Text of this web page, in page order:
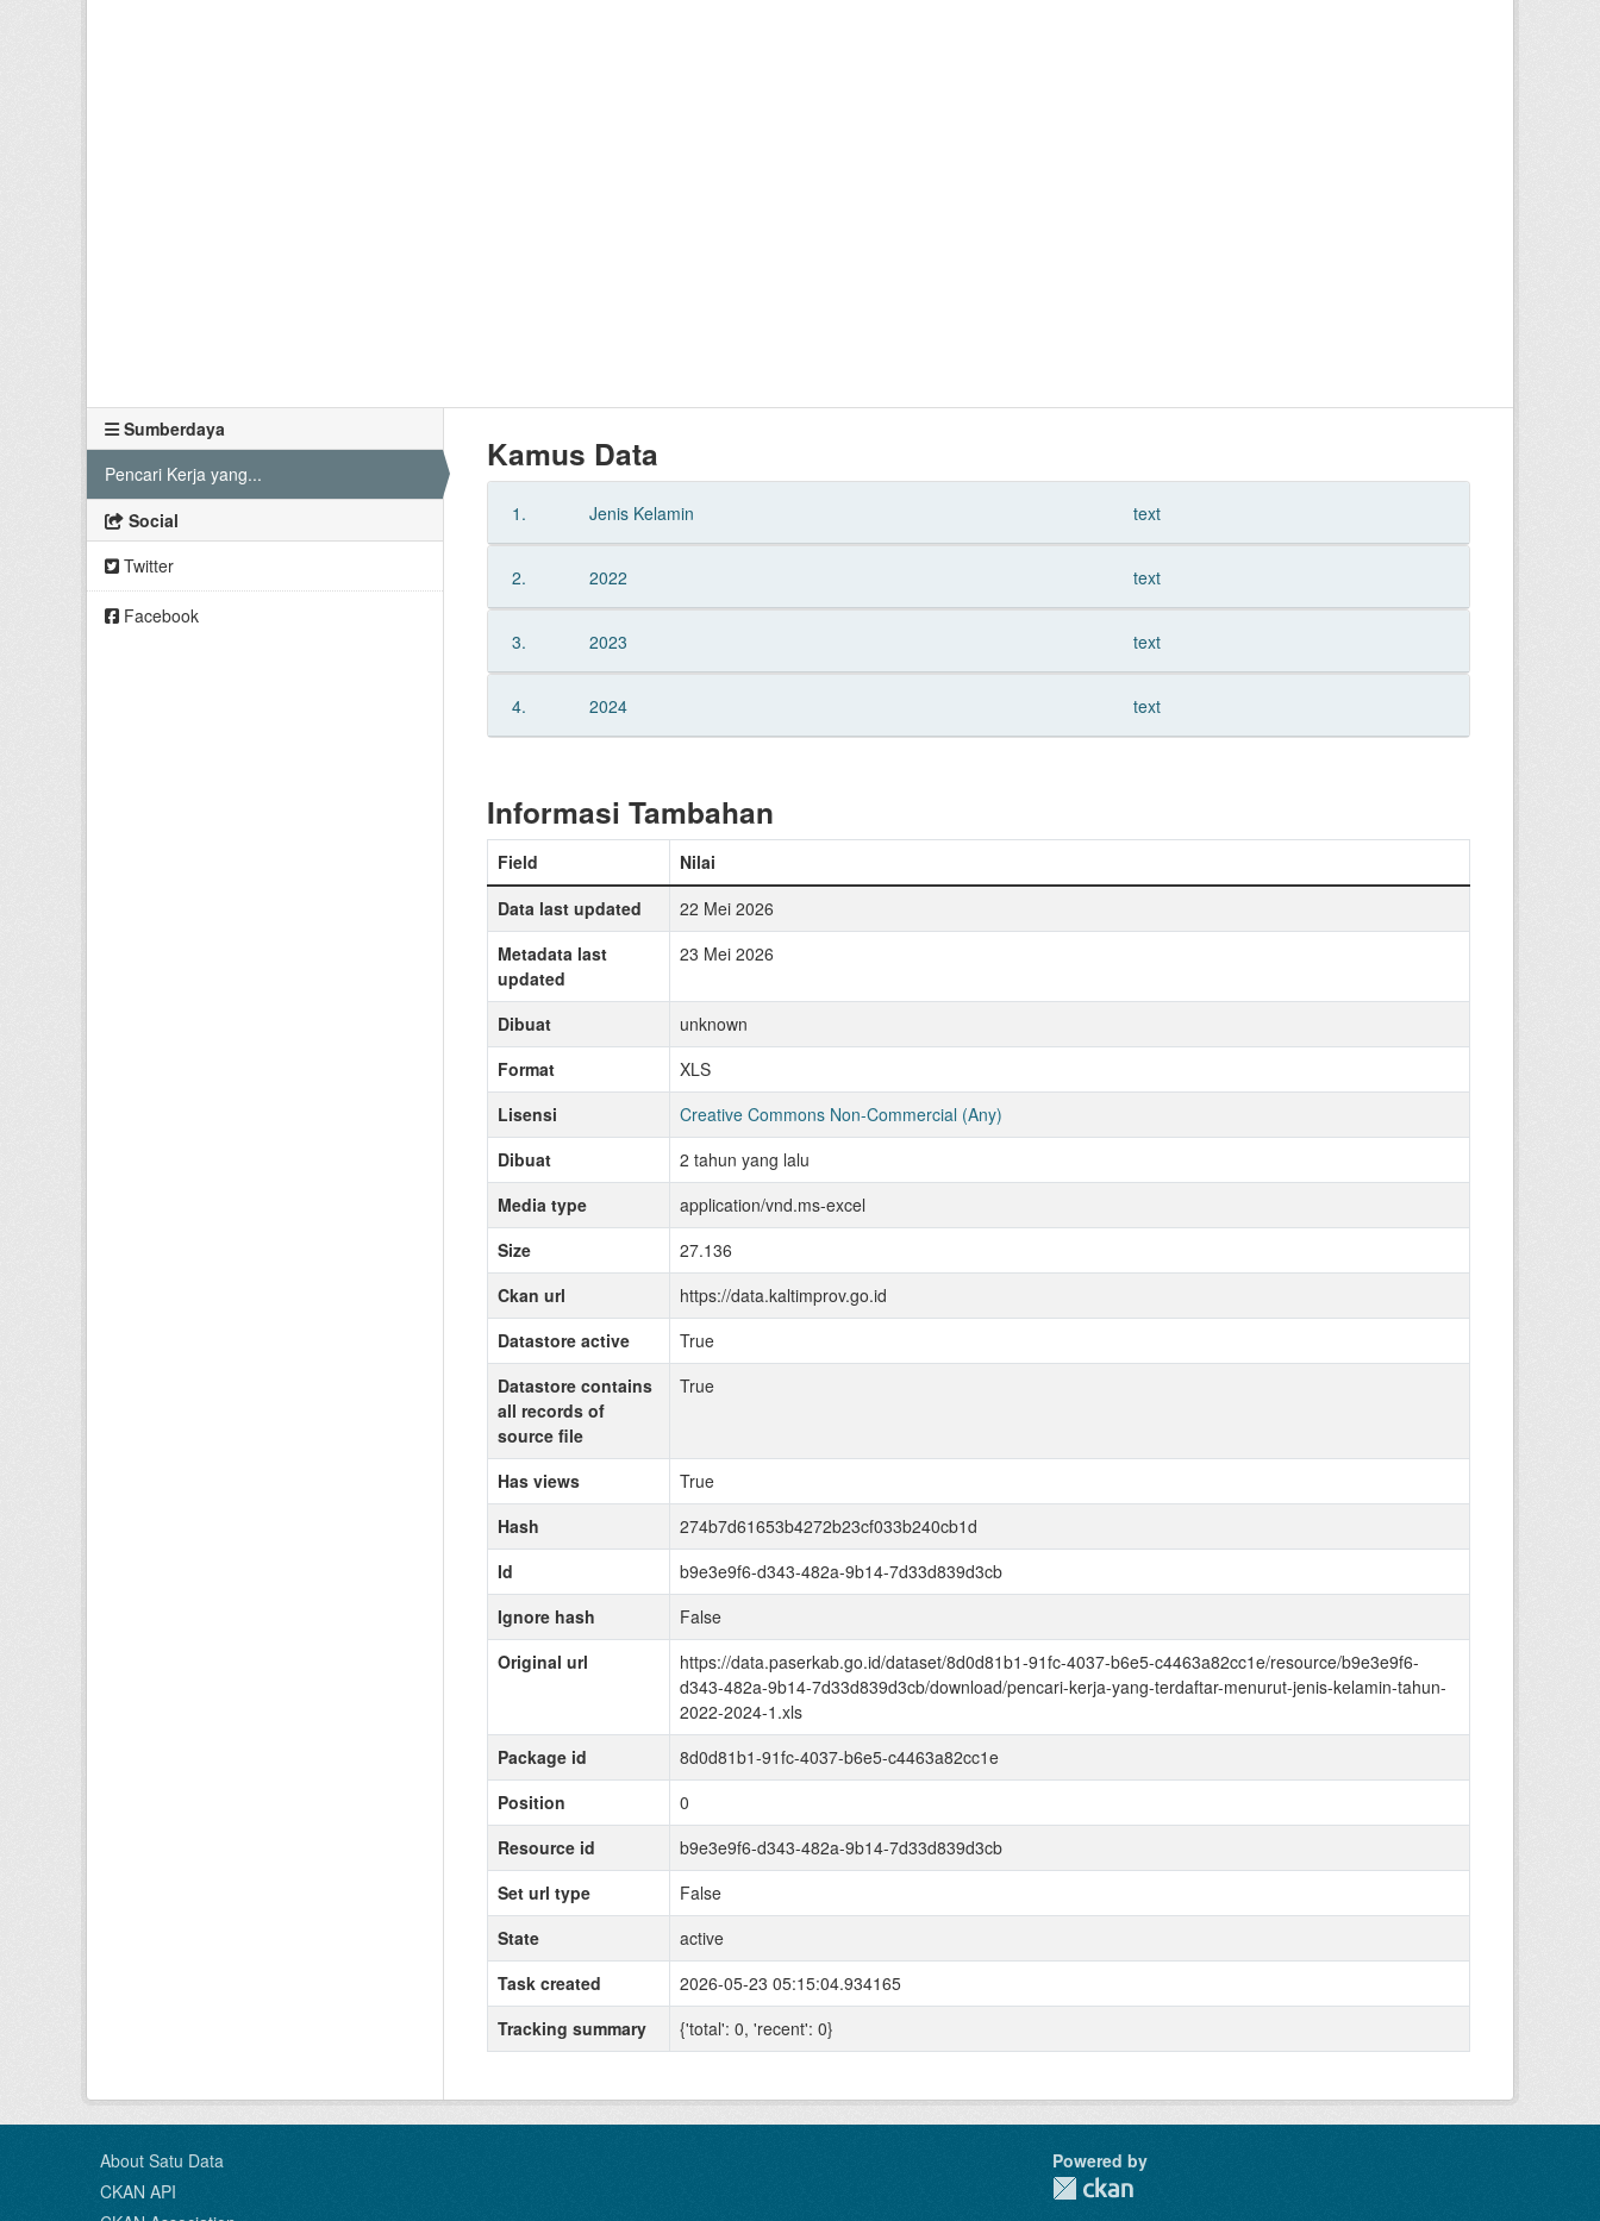
Sumberdaya
Pencari Kerja yang...
Social
Twitter
Facebook
Kamus Data
1. Jenis Kelamin text
2. 2022 text
3. 2023 text
4. 2024 text
Informasi Tambahan
Field
Nilai
Data last updated
22 Mei 2026
Metadata last
updated
23 Mei 2026
Dibuat
unknown
Format
XLS
Lisensi
Creative Commons Non-Commercial (Any)
Dibuat
2 tahun yang lalu
Media type
application/vnd.ms-excel
Size
27.136
Ckan url
https://data.kaltimprov.go.id
Datastore active
True
Datastore contains
all records of
source file
True
Has views
True
Hash
274b7d61653b4272b23cf033b240cb1d
Id
b9e3e9f6-d343-482a-9b14-7d33d839d3cb
Ignore hash
False
Original url
https://data.paserkab.go.id/dataset/8d0d81b1-91fc-4037-b6e5-c4463a82cc1e/resource/b9e3e9f6-
d343-482a-9b14-7d33d839d3cb/download/pencari-kerja-yang-terdaftar-menurut-jenis-kelamin-tahun-
2022-2024-1.xls
Package id
8d0d81b1-91fc-4037-b6e5-c4463a82cc1e
Position
0
Resource id
b9e3e9f6-d343-482a-9b14-7d33d839d3cb
Set url type
False
State
active
Task created
2026-05-23 05:15:04.934165
Tracking summary
{'total': 0, 'recent': 0}
About Satu Data
CKAN API
Powered by